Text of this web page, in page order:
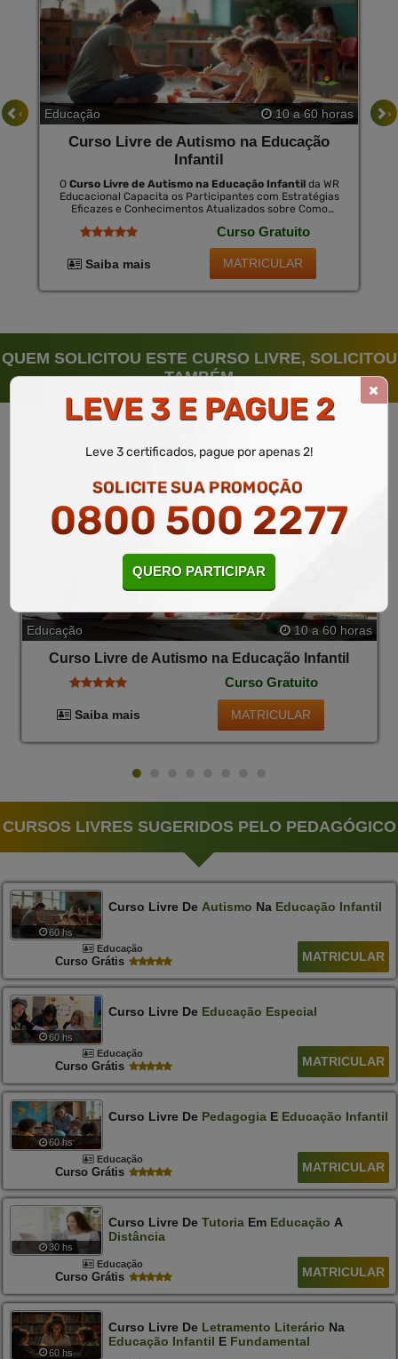
Educação 10 a 60 horas
Curso Livre de Autismo na Educação
Infantil
O Curso Livre de Autismo na Educação Infantilda WR
Educacional Capacita os Participantes com Estratégias
Eficazes e Conhecimentos Atualizados sobre Como
para Fomentar Um Ambiente Inclusivo Que Valoriza as
Diferenças e Maximiza o Potencial de Cada Criança. ao
Concluir o Curso, Há a Opção de Certificação, Que É
Válida Nacionalmente por Uma Pequena Taxa,
Reconhecimento Profissional.
Curso Gratuito
Saiba mais MATRICULAR
‹ ›
QUEM SOLICITOU ESTE CURSO LIVRE, SOLICITOU
TAMBÉM
Educação 10 a 60 horas
Curso Livre de Autismo na Educação Infantil
Curso Gratuito
Saiba mais MATRICULAR
CURSOS LIVRES SUGERIDOS PELO PEDAGÓGICO
60 hs
Curso Livre De Autismo Na Educação Infantil
Educação
Curso Grátis MATRICULAR
60 hs
Curso Livre De Educação Especial
Educação
Curso Grátis MATRICULAR
60 hs
Curso Livre De PedagogiaE Educação Infantil
Educação
Curso Grátis MATRICULAR
30 hs
Curso Livre De TutoriaEm Educação A
Distância
Educação
Curso Grátis MATRICULAR
60 hs
Curso Livre De Letramento Literário Na
Educação Infantil E Fundamental
LEVE 3 E PAGUE 2
Leve 3 certificados, pague por apenas 2!
SOLICITE SUA PROMOÇÃO
0800 500 2277
QUERO PARTICIPAR